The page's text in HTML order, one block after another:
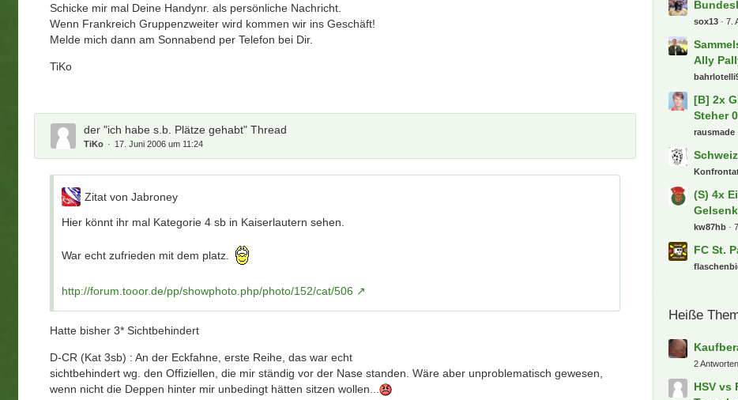
Schicke mir mal Deine Handynr. als persönliche Nachricht.
Wenn Frankreich Gruppenzweiter wird kommen wir ins Geschäft!
Melde mich dann am Sonnabend per Telefon bei Dir.
TiKo
der "ich habe s.b. Plätze gehabt" Thread
TiKo 17. Juni 2006 um 11:24
Zitat von Jabroney
Hier könnt ihr mal Kategorie 4 sb in Kaiserlautern sehen.
War echt zufrieden mit dem platz.
http://forum.tooor.de/pp/showphoto.php/photo/152/cat/506
Hatte bisher 3* Sichtbehindert
D-CR (Kat 3sb) : An der Eckfahne, erste Reihe, das war echt
sichtbehindert wg. den Offiziellen, die mir ständig vor der Nase standen. Wäre aber unproblematisch gewesen,
wenn nicht die Deppen hinter mir unbedingt hätten sitzen wollen...
HSV vs
Tickets
NBA
Pass /
KFC
das ist
sox13 7.
Ally
[B] 2x